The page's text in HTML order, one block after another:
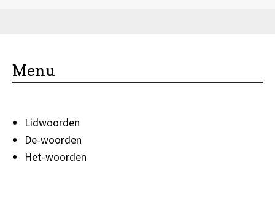
Menu
Lidwoorden
De-woorden
Het-woorden